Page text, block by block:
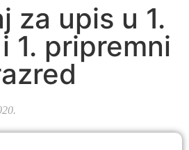
za upis u 1.
1. pripremni